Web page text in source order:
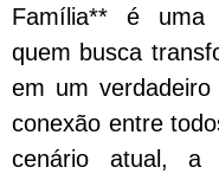
Família** é uma
quem busca
em um
conexão entre
cenário atual, a